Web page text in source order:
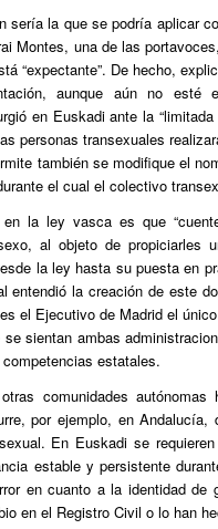
sería la que se podría aplicar
Montes, una de las
“expectante”. De hecho,
aunque aún no esté
en Euskadi ante la
personas transexuales
también se modifique el
el cual el colectivo
la ley vasca es que
al objeto de propiciarles
la ley hasta su puesta en
entendió la creación de este
el Ejecutivo de Madrid el
sientan ambas
estatales.
comunidades
por ejemplo, en Andalucía,
En Euskadi se
estable y persistente
en cuanto a la identidad de
en el Registro Civil o lo han